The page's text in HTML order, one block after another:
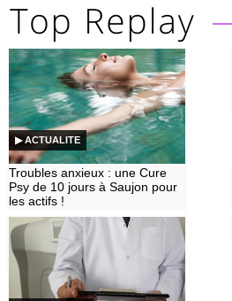
▶ ACTUALITE
Troubles anxieux : une Cure
Psy de 10 jours à Saujon pour
les actifs !